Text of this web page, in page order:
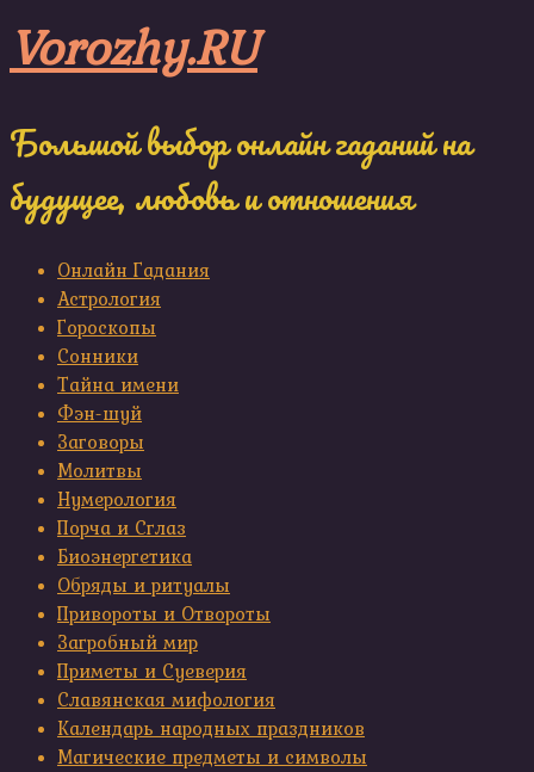
to
content
Vorozhy.RU
Большой выбор онлайн гаданий на
будущее, любовь и отношения
Онлайн Гадания
Астрология
Гороскопы
Сонники
Тайна имени
Фэн-шуй
Заговоры
Молитвы
Нумерология
Порча и Сглаз
Биоэнергетика
Обряды и ритуалы
Привороты и Отвороты
Загробный мир
Приметы и Суеверия
Славянская мифология
Календарь народных праздников
Магические предметы и символы